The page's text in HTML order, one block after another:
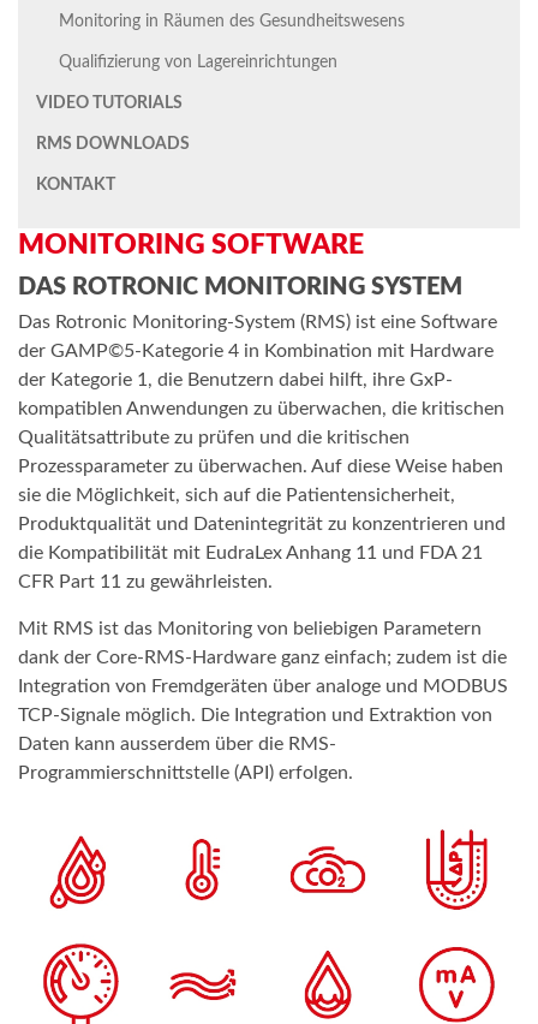
Monitoring in Räumen des Gesundheitswesens
Qualifizierung von Lagereinrichtungen
VIDEO TUTORIALS
RMS DOWNLOADS
KONTAKT
MONITORING SOFTWARE
DAS ROTRONIC MONITORING SYSTEM
Das Rotronic Monitoring-System (RMS) ist eine Software
der GAMP©5-Kategorie 4 in Kombination mit Hardware
der Kategorie 1, die Benutzern dabei hilft, ihre GxP-
kompatiblen Anwendungen zu überwachen, die kritischen
Qualitätsattribute zu prüfen und die kritischen
Prozessparameter zu überwachen. Auf diese Weise haben
sie die Möglichkeit, sich auf die Patientensicherheit,
Produktqualität und Datenintegrität zu konzentrieren und
die Kompatibilität mit EudraLex Anhang 11 und FDA 21
CFR Part 11 zu gewährleisten.
Mit RMS ist das Monitoring von beliebigen Parametern
dank der Core-RMS-Hardware ganz einfach; zudem ist die
Integration von Fremdgeräten über analoge und MODBUS
TCP-Signale möglich. Die Integration und Extraktion von
Daten kann ausserdem über die RMS-
Programmierschnittstelle (API) erfolgen.